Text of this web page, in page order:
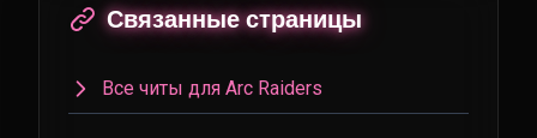
Связанные страницы
Все читы для Arc Raiders